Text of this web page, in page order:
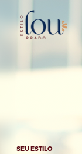
SEU ESTILO